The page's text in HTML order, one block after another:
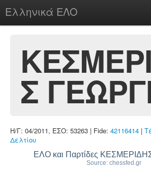
Ελληνικά ΕΛΟ
chesstu.be @ discord
LoginΣ
Η/Γ: 04/2011, ΕΣΟ: 53263 | Fide: 42116414 |
Δελτίου
ΕΛΟ και Παρτίδες
Source: chessfed.gr